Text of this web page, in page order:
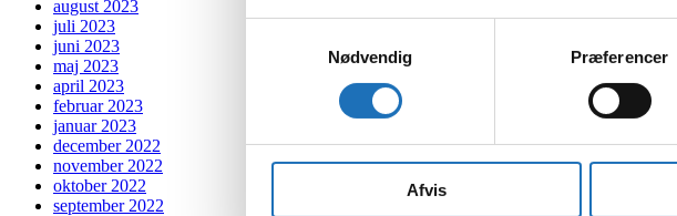
Nødvendig
Præferencer
Afvis
august 2023
juli 2023
juni 2023
maj 2023
april 2023
februar 2023
januar 2023
december 2022
november 2022
oktober 2022
september 2022